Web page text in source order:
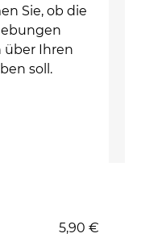
Sie, ob die
über Ihren
soll.
5,90 €